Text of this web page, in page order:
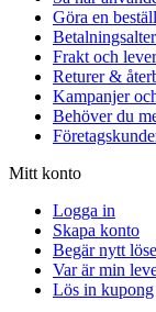
Göra en
Frakt och
Returer &
Kampanjer
Behöver du
Mitt konto
Logga in
Skapa konto
Begär nytt
Var är min
Lös in kupong